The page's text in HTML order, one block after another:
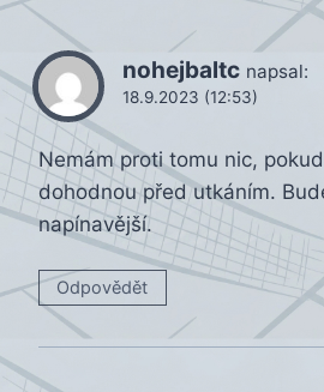
nohejbaltc napsal:
18.9.2023 (12:53)
Nemám proti tomu nic,
dohodnou před utkáním.
napínavější.
Odpovědět